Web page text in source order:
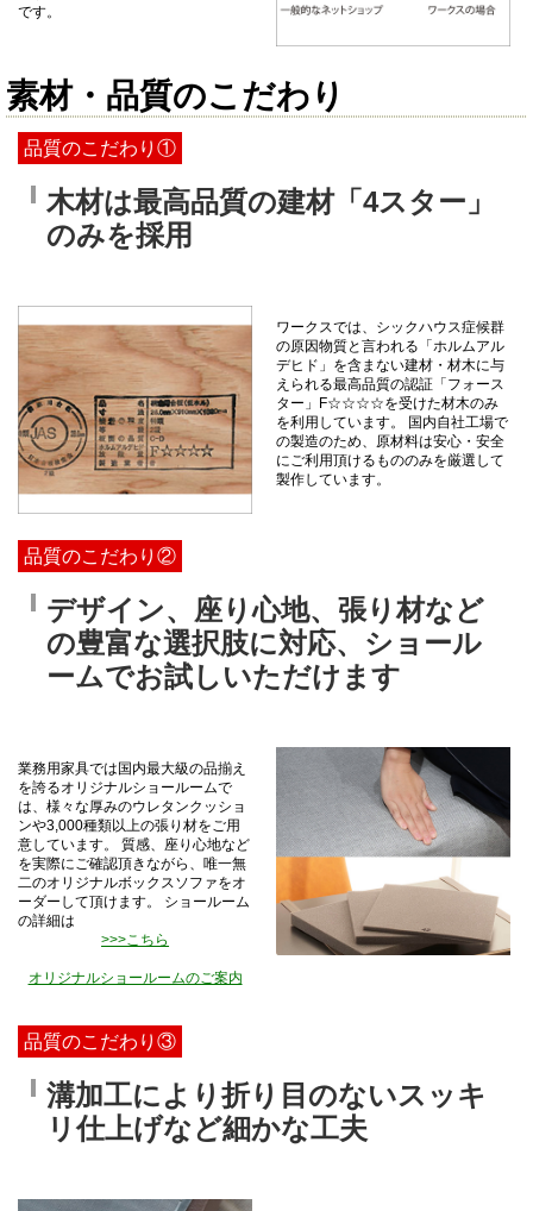
です。
素材・品質のこだわり
品質のこだわり①
木材は最高品質の建材「4スター」
のみを採用
ワークスでは、シックハウス症候群
の原因物質と言われる「ホルムアル
デヒド」を含まない建材・材木に与
えられる最高品質の認証「フォース
ター」F☆☆☆☆を受けた材木のみ
を利用しています。 国内自社工場で
の製造のため、原材料は安心・安全
にご利用頂けるもののみを厳選して
製作しています。
品質のこだわり②
デザイン、座り心地、張り材など
の豊富な選択肢に対応、ショール
ームでお試しいただけます
業務用家具では国内最大級の品揃え
を誇るオリジナルショールームで
は、様々な厚みのウレタンクッショ
ンや3,000種類以上の張り材をご用
意しています。 質感、座り心地など
を実際にご確認頂きながら、唯一無
二のオリジナルボックスソファをオ
ーダーして頂けます。 ショールーム
の詳細は
>>>こちら
オリジナルショールームのご案内
品質のこだわり③
溝加工により折り目のないスッキ
リ仕上げなど細かな工夫